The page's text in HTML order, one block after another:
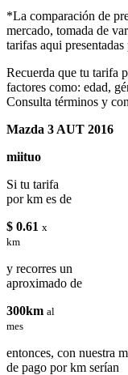
*La comparación de
mercado, tomada de
tarifas aqui
Recuerda que tu tarifa
factores como: edad,
Consulta términos y
Mazda 3 AUT 2016
miituo
Si tu tarifa
por km es de
$ 0.61 x
km
y recorres un
aproximado de
300km al
mes
entonces, con nuestra
de pago por km serían